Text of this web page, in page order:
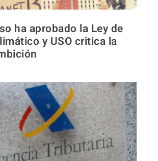
ha aprobado la Ley de
y USO critica la